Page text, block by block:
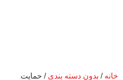
خانه / بدون دسته بندی / حمایت